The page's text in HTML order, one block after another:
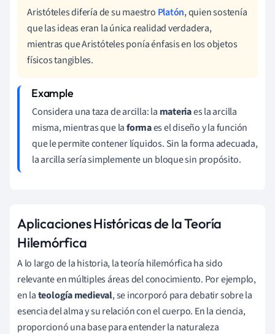
Aristóteles difería de su maestro Platón, quien sostenía
que las ideas eran la única realidad verdadera,
mientras que Aristóteles ponía énfasis en los objetos
físicos tangibles.
Considera una taza de arcilla: la materiaes la arcilla
misma, mientras que laformaes el diseño y la función
que le permite contener líquidos. Sin la forma adecuada,
la arcilla sería simplemente un bloque sin propósito.
Aplicaciones Históricas de la Teoría
Hilemórfica
A lo largo de la historia, la teoría hilemórfica ha sido
relevante en múltiples áreas del conocimiento. Por ejemplo,
en lateología medieval, se incorporó para debatir sobre la
esencia del alma y su relación con el cuerpo. En la ciencia,
proporcionó una base para entender la naturaleza